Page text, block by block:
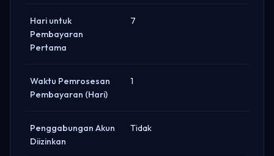
Hari untuk
Pembayaran
Pertama
7
Waktu Pemrosesan
Pembayaran (Hari)
1
Penggabungan Akun
Diizinkan
Tidak